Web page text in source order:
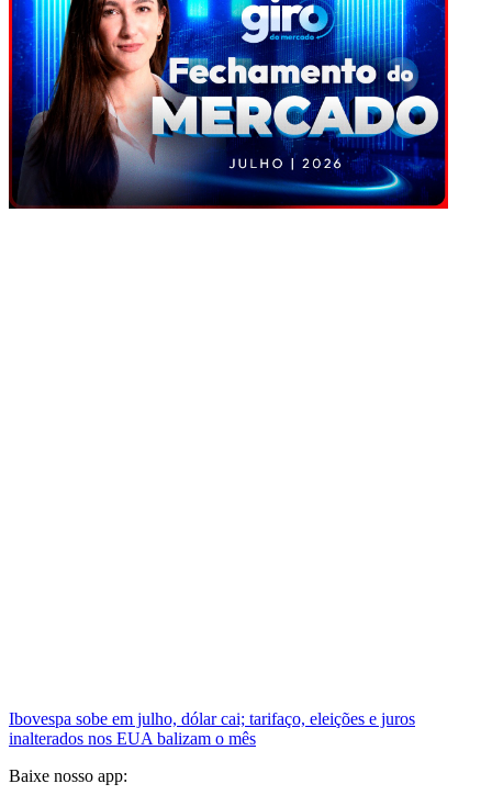
Ibovespa sobe em julho, dólar cai; tarifaço, eleições e juros
inalterados nos EUA balizam o mês
Baixe nosso app: